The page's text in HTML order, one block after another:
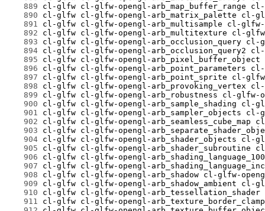
    889
    890
    891
    892
    893
    894
    895
    896
    897
    898
    899
    900
    901
    902
    903
    904
    905
    906
    907
    908
    909
    910
    911